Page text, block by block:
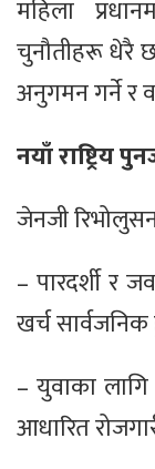
महिला
चुनौतीहरू धेरै
अनुगमन गर्ने र
नयाँ राष्ट्रिय
जेनजी
– पारदर्शी र
खर्च सार्वजनिक
– युवाका
आधारित